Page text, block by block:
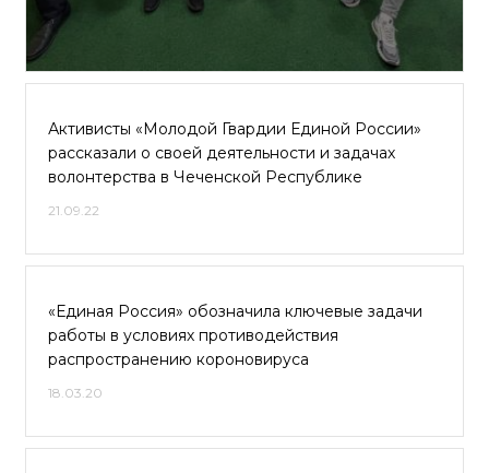
Активисты «Молодой Гвардии Единой России»
рассказали о своей деятельности и задачах
волонтерства в Чеченской Республике
21.09.22
«Единая Россия» обозначила ключевые задачи
работы в условиях противодействия
распространению короновируса
18.03.20